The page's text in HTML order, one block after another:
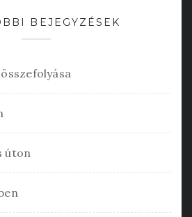
BEJEGYZÉSEK
összefolyása
úton